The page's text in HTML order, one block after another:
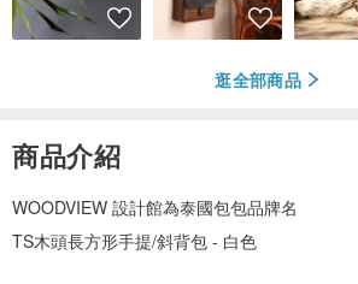
逛全部商品
商品介紹
WOODVIEW 設計館為泰國包包品牌名
TS木頭長方形手提/斜背包 - 白色